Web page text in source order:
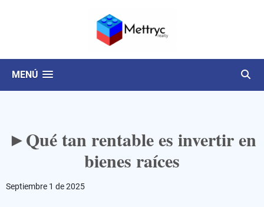
MENÚ
►Qué tan rentable es invertir en
bienes raíces
Septiembre 1 de 2025